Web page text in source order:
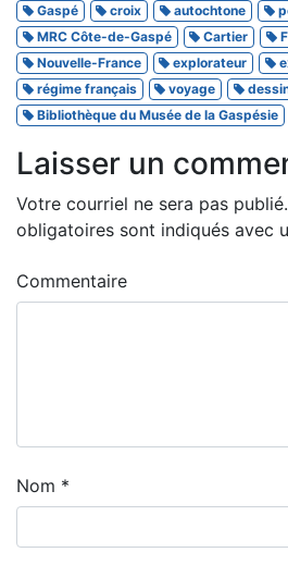
Gaspé croix autochtone
MRC Côte-de-Gaspé
Cartier
Nouvelle-France
explorateur
régime français
voyage
Bibliothèque du Musée de la Gaspésie
Laisser un
Votre courriel ne sera pas publié.
obligatoires sont indiqués avec
Commentaire
Nom *